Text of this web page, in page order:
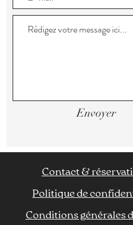
Envoyer
Contact &
Politique de
Conditions générales